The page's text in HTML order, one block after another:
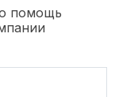
помощь